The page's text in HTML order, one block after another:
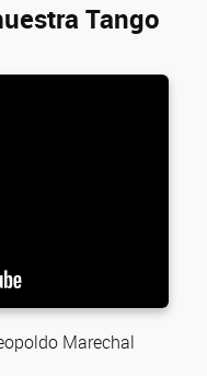
Tango
Marechal